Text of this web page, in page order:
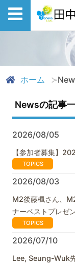
ホーム
Newsの記事
2026/08/05
【参加者募集】
TOPICS
2026/08/03
M2後藤楓さん、
ナーベストプレゼ
TOPICS
2026/07/10
Lee, Seung-Wuk